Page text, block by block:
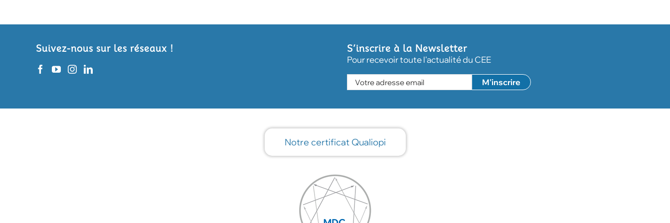
Suivez-nous sur les réseaux !
S’inscrire à la Newsletter
Pour recevoir toute l'actualité du CEE
Notre certificat Qualiopi